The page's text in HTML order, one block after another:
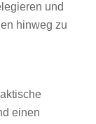
und
hinweg zu
einen